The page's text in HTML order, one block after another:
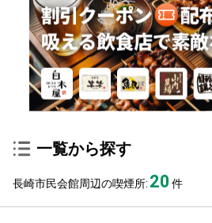
一覧から探す
長崎市民会館周辺の喫煙所: 20件